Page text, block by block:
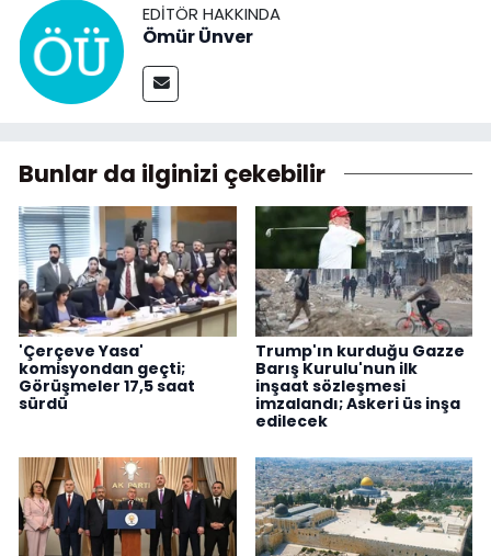
EDITÖR HAKKINDA
Ömür Ünver
Bunlar da ilginizi çekebilir
'Çerçeve Yasa'
komisyondan geçti;
Görüşmeler 17,5 saat
sürdü
Trump'ın kurduğu Gazze
Barış Kurulu'nun ilk
inşaat sözleşmesi
imzalandı; Askeri üs inşa
edilecek